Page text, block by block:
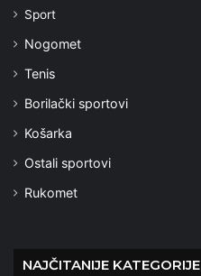
Sport
Nogomet
Tenis
Borilački sportovi
Košarka
Ostali sportovi
Rukomet
NAJČITANIJE KATEGORIJE